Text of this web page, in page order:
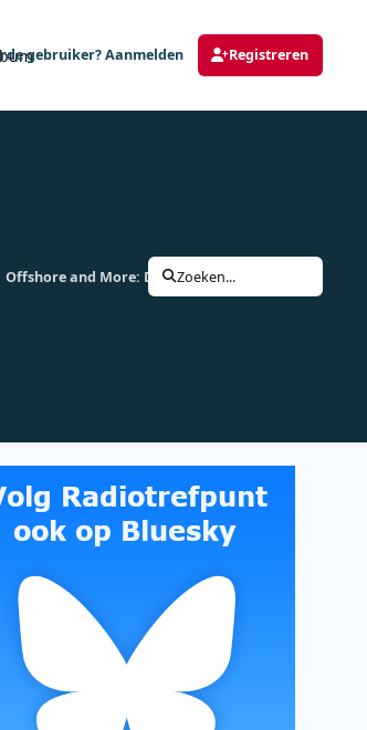
gebruiker? Aanmelden Registreren
Offshore and More: Deel 15 Radio Luxembourg
Zoeken...